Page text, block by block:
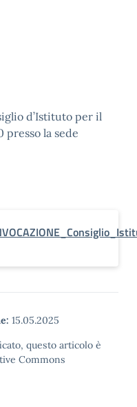
d’Istituto per il
presso la sede
15.05.2025
questo articolo è
Commons